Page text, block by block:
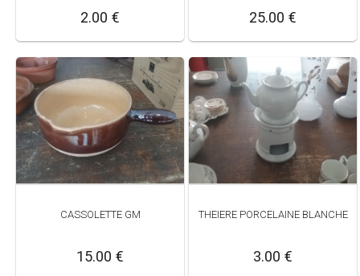
2.00 € 25.00 €
CASSOLETTE GM
15.00 €
THEIERE PORCELAINE BLANCHE
3.00 €